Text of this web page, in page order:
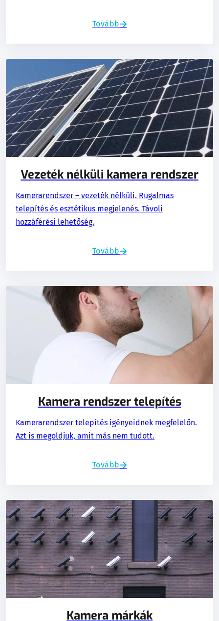
Tovább
Vezeték nélküli kamera rendszer
Kamerarendszer – vezeték nélküli. Rugalmas
telepítés és esztétikus megjelenés. Távoli
hozzáférési lehetőség.
Tovább
Kamera rendszer telepítés
Kamerarendszer telepítés igényeidnek megfelelőn.
Azt is megoldjuk, amit más nem tudott.
Tovább
Kamera márkák